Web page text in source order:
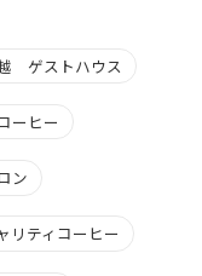
ゲストハウス
ーヒー
ン
ティコーヒー